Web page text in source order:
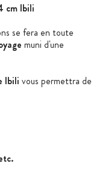
cm Ibili
se fera en toute
muni d'une
Ibili vous permettra de